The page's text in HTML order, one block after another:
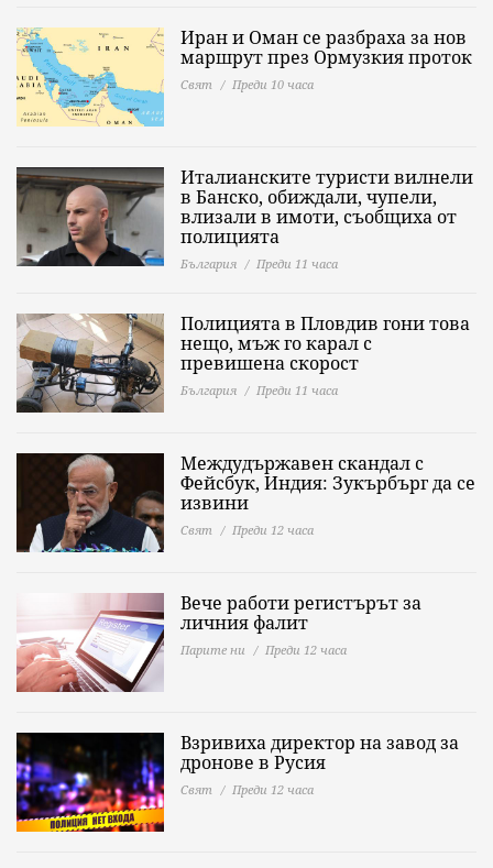
Иран и Оман се разбраха за нов
маршрут през Ормузкия проток
Свят Преди 10 часа
Италианските туристи вилнели
в Банско, обиждали, чупели,
влизали в имоти, съобщиха от
полицията
България Преди 11 часа
Полицията в Пловдив гони това
нещо, мъж го карал с
превишена скорост
България Преди 11 часа
Междудържавен скандал с
Фейсбук, Индия: Зукърбърг да се
извини
Свят Преди 12 часа
Вече работи регистърът за
личния фалит
Парите ни Преди 12 часа
Взривиха директор на завод за
дронове в Русия
Свят Преди 12 часа